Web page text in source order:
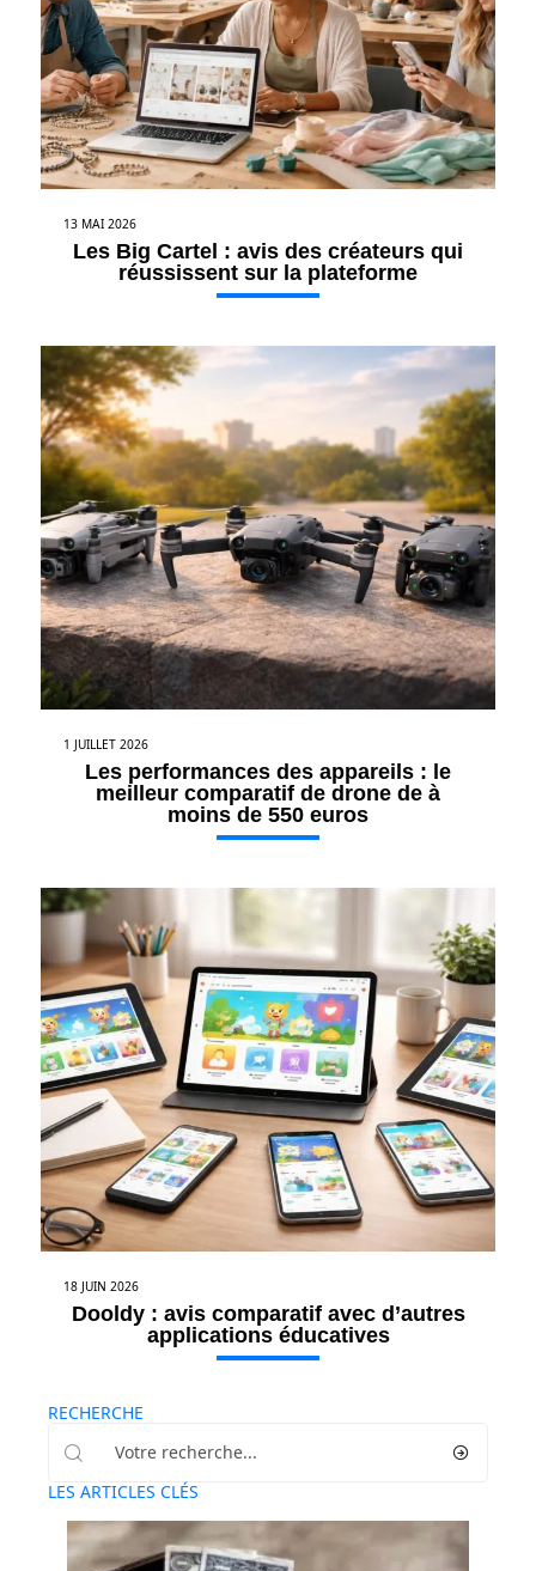
13 MAI 2026
Les Big Cartel : avis des créateurs qui
réussissent sur la plateforme
1 JUILLET 2026
Les performances des appareils : le
meilleur comparatif de drone de à
moins de 550 euros
18 JUIN 2026
Dooldy : avis comparatif avec d’autres
applications éducatives
RECHERCHE
LES ARTICLES CLÉS